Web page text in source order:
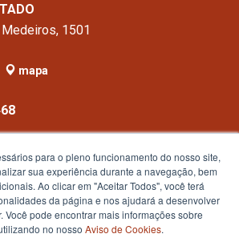
1501
mapa
para o pleno funcionamento do nosso site,
sua experiência durante a navegação, bem
Ao clicar em "Aceitar Todos", você terá
da página e nos ajudará a desenvolver
Você pode encontrar mais informações sobre
no nosso Aviso de Cookies.